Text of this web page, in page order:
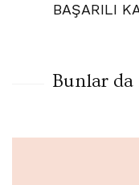
BAŞARILI
Bunlar